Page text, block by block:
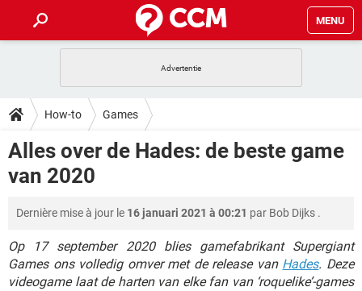
MENU
INSTAGRAM
NETFLIX CORONAVIRUS
GRATIS
HOW-TO
VIDEOBELLEN
INSTAGRAM WINDOWS 10
GRATIS SNAPCHAT
TIKTOK
DOWNLOADS
VIDEOBELLEN
GRATIS SNAPCHAT
TIKTOK
FORUM
VIDEOBELLEN GAMES
INSTAGRAM WINDOWS 10
NETFLIX CORONAVIRUS
VIDEOBELLEN GAMES
INSTAGRAM WINDOWS 10
How-to Games
Alles over de Hades: de beste game
van 2020
Dernière mise à jour le 16 januari 2021 à 00:21 par Bob Dijks .
Op 17 september 2020 blies gamefabrikant Supergiant
Games ons volledig omver met de release van Hades. Deze
videogame laat de harten van elke fan van ‘roquelike’-games